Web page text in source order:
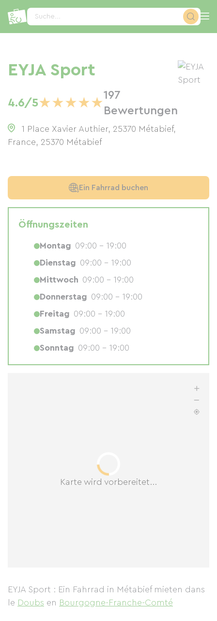
Suche...
EYJA Sport
4.6/5★★★★★
197
Bewertungen
1 Place Xavier Authier, 25370 Métabief,
France, 25370 Métabief
Karte wird vorbereitet...
EYJA Sport : Ein Fahrrad in Métabief mieten dans
le Doubs en Bourgogne-Franche-Comté
Ein Fahrrad buchen
Öffnungszeiten
Montag 09:00 - 19:00
Dienstag 09:00 - 19:00
Mittwoch 09:00 - 19:00
Donnerstag 09:00 - 19:00
Freitag 09:00 - 19:00
Samstag 09:00 - 19:00
Sonntag 09:00 - 19:00
Cookie-Einstellungen